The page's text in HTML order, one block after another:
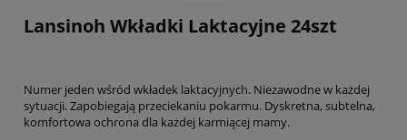
Lansinoh Wkładki Laktacyjne 24szt
Numer jeden wśród wkładek laktacyjnych. Niezawodne w każdej
sytuacji. Zapobiegają przeciekaniu pokarmu. Dyskretna, subtelna,
komfortowa ochrona dla każdej karmiącej mamy.